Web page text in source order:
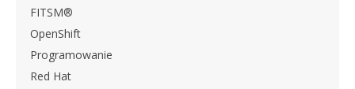
FITSM®
OpenShift
Programowanie
Red Hat